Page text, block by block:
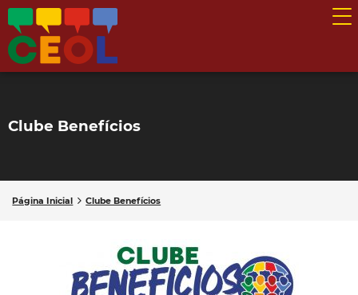
Clube Benefícios
Página Inicial Clube Benefícios